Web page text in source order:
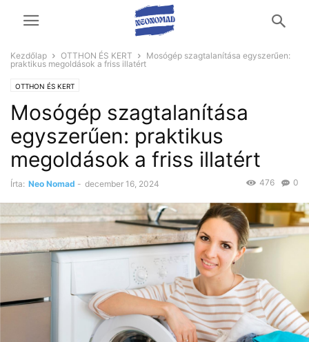
Kezdőlap OTTHON ÉS KERT
Mosógép szagtalanítása egyszerűen:
praktikus megoldások a friss illatért
OTTHON ÉS KERT
Mosógép szagtalanítása
egyszerűen: praktikus
megoldások a friss illatért
Írta: Neo Nomad - december 16, 2024 0
476